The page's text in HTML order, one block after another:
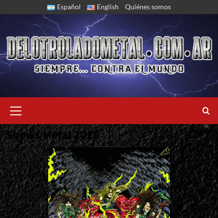
Español English Quiénes somos
Menu
Shows Metal 2026